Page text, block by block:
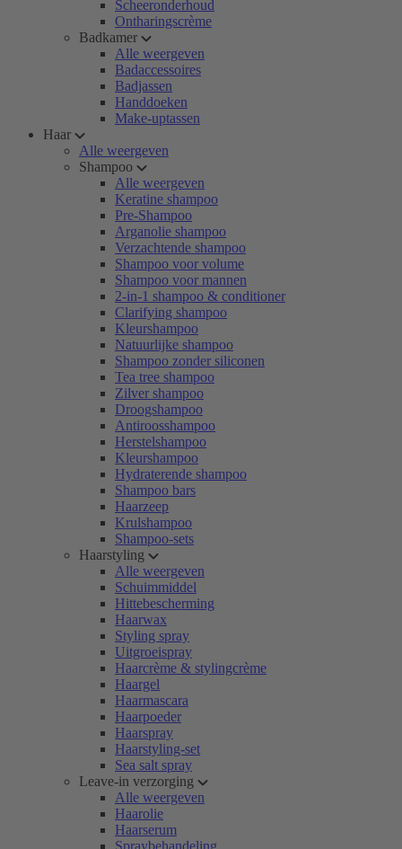
Scheeronderhoud
Ontharingscrème
Badkamer
Alle weergeven
Badaccessoires
Badjassen
Handdoeken
Make-uptassen
Haar
Alle weergeven
Shampoo
Alle weergeven
Keratine shampoo
Pre-Shampoo
Arganolie shampoo
Verzachtende shampoo
Shampoo voor volume
Shampoo voor mannen
2-in-1 shampoo & conditioner
Clarifying shampoo
Kleurshampoo
Natuurlijke shampoo
Shampoo zonder siliconen
Tea tree shampoo
Zilver shampoo
Droogshampoo
Antiroosshampoo
Herstelshampoo
Kleurshampoo
Hydraterende shampoo
Shampoo bars
Haarzeep
Krulshampoo
Shampoo-sets
Haarstyling
Alle weergeven
Schuimmiddel
Hittebescherming
Haarwax
Styling spray
Uitgroeispray
Haarcrème & stylingcrème
Haargel
Haarmascara
Haarpoeder
Haarspray
Haarstyling-set
Sea salt spray
Leave-in verzorging
Alle weergeven
Haarolie
Haarserum
Spraybehandeling